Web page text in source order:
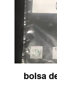
bolsa